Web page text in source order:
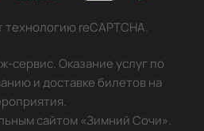
технологию reCAPTCHA.
сервис. Оказание услуг по
и доставке билетов на
сайтом «Зимний Сочи».